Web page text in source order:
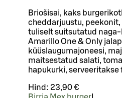
Briošisai, kaks
cheddarjuustu,
tuliselt suitsutatud
Amarillo One & Only
küüslaugumajoneesi,
maitsestatud salati,
hapukurki,
Hind: 23,90 €